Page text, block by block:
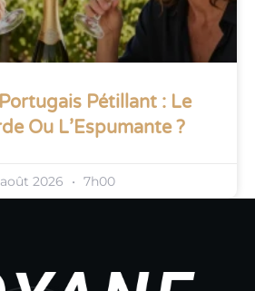
Pétillant : Le
Ou L’Espumante ?
2026 7h00